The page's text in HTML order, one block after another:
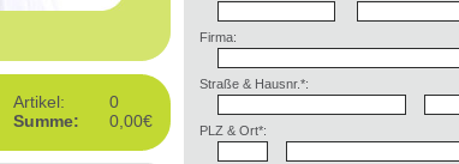
Firma:
Straße & Hausnr.*:
PLZ & Ort*:
Artikel:
0
Summe:
0,00€